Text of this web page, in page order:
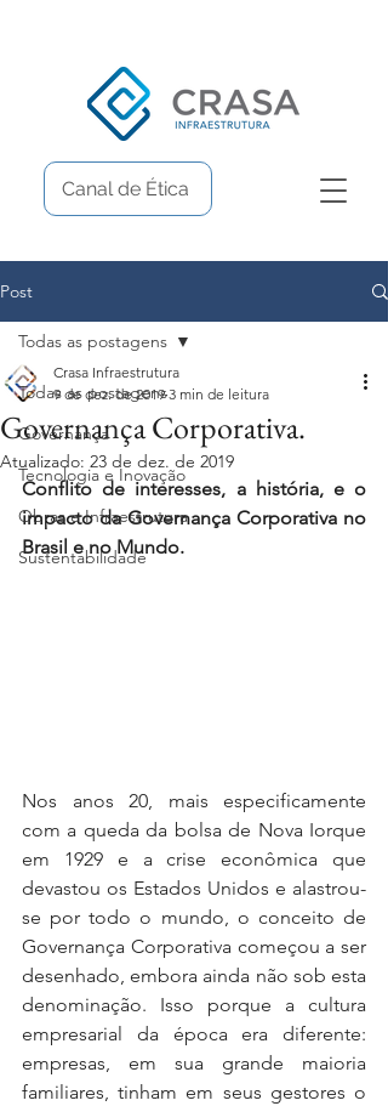
Canal de Ética
Post
Todas as postagens
Governança
Tecnologia e Inovação
Obras e Infraestrutura
Sustentabilidade
Todas as postagens
Governança Corporativa.
Crasa Infraestrutura
9 de dez. de 2019 3 min de leitura
Atualizado: 23 de dez. de 2019
Conflito de interesses, a história, e o
impacto da Governança Corporativa no
Brasil e no Mundo.
Nos anos 20, mais especificamente
com a queda da bolsa de Nova Iorque
em 1929 e a crise econômica que
devastou os Estados Unidos e alastrou-
se por todo o mundo, o conceito de
Governança Corporativa começou a ser
desenhado, embora ainda não sob esta
denominação. Isso porque a cultura
empresarial da época era diferente:
empresas, em sua grande maioria
familiares, tinham em seus gestores o